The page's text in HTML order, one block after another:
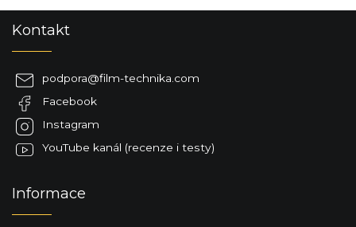
Kontakt
podpora@film-technika.com
Facebook
Instagram
YouTube kanál (recenze i testy)
Informace